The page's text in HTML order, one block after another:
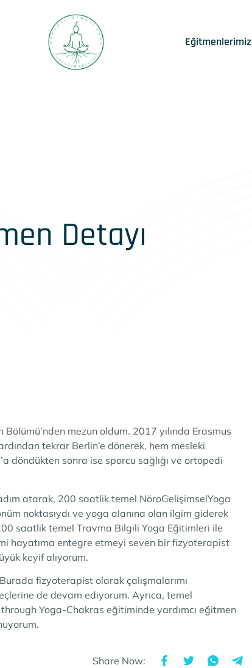
Eğitmenlerimiz
Detayı
mezun oldum. 2017 yılında Erasmus
tekrar Berlin’e dönerek, hem mesleki
döndükten sonra ise sporcu sağlığı ve ortopedi
atarak, 200 saatlik temel NöroGelişimselYoga
noktasıydı ve yoga alanına olan ilgim giderek
saatlik temel Travma Bilgili Yoga Eğitimleri ile
hayatıma entegre etmeyi seven bir fizyoterapist
keyif alıyorum.
fizyoterapist olarak çalışmalarımı
de devam ediyorum. Ayrıca, temel
Yoga-Chakras eğitiminde yardımcı eğitmen
Share Now: